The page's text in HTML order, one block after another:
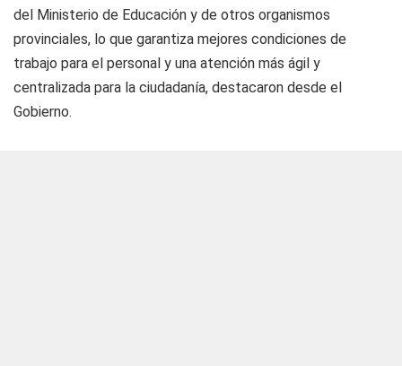
del Ministerio de Educación y de otros organismos
provinciales, lo que garantiza mejores condiciones de
trabajo para el personal y una atención más ágil y
centralizada para la ciudadanía, destacaron desde el
Gobierno.